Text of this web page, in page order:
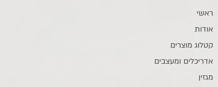
ראשי
אודות
קטלוג מוצרים
אדריכלים ומעצבים
מגזין